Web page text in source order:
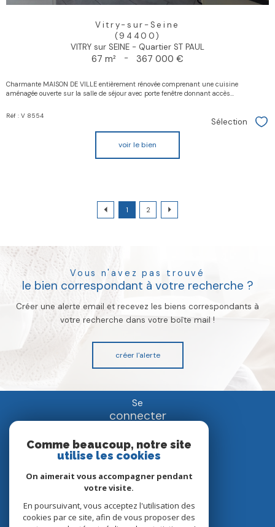
Vitry-sur-Seine
(94400)
VITRY sur SEINE - Quartier ST PAUL
67 m² - 367 000 €
Charmante MAISON DE VILLE entièrement rénovée comprenant une cuisine
aménagée ouverte sur la salle de séjour avec porte fenêtre donnant accès...
Réf : V 8554
Sélection
voir le bien
1 2
vous n'avez pas trouvé
le bien correspondant à votre recherche ?
Créer une alerte email et recevez les biens correspondants à
votre recherche dans votre boîte mail !
créer l'alerte
se
connecter
espace propriétaire
suivre
Comme beaucoup, notre site
utilise les cookies
On aimerait vous accompagner pendant
votre visite.
En poursuivant, vous acceptez l'utilisation des
cookies par ce site, afin de vous proposer des